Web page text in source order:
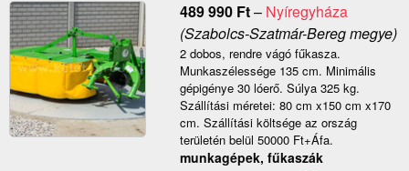
489 990 Ft– Nyíregyháza
(Szabolcs-Szatmár-Bereg megye)
2 dobos, rendre vágó fűkasza.
Munkaszélessége 135 cm. Minimális
gépigénye 30 lóerő. Súlya 325 kg.
Szállítási méretei: 80 cm x150 cm x170
cm. Szállítási költsége az ország
területén belül 50000 Ft+Áfa.
munkagépek, fűkaszák